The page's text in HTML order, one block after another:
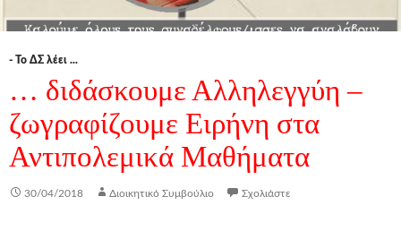
- Το ΔΣ λέει ...
… διδάσκουμε Αλληλεγγύη –
ζωγραφίζουμε Ειρήνη στα
Αντιπολεμικά Μαθήματα
30/04/2018 Διοικητικό Συμβούλιο Σχολιάστε